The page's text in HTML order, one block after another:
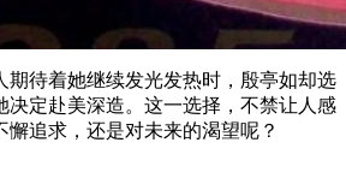
期待着她继续发光发热时，殷亭如却选
定赴美深造。这一选择，不禁让人感
追求，还是对未来的渴望呢？